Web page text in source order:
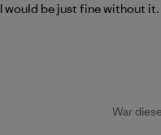
be just fine without
War